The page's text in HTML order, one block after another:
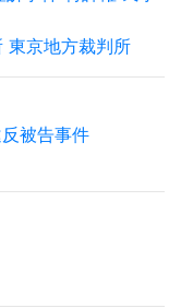
東京地方裁判所
被告事件